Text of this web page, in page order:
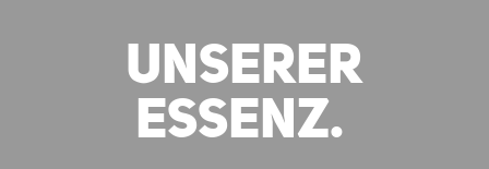
UNSERER
ESSENZ.